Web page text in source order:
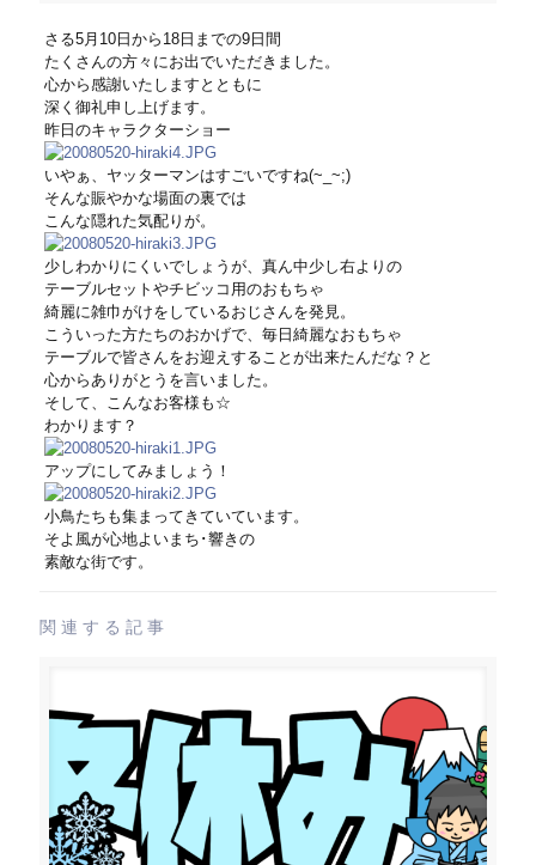
さる5月10日から18日までの9日間
たくさんの方々にお出でいただきました。
心から感謝いたしますとともに
深く御礼申し上げます。
昨日のキャラクターショー
いやぁ、ヤッターマンはすごいですね(~_~;)
そんな賑やかな場面の裏では
こんな隠れた気配りが。
少しわかりにくいでしょうが、真ん中少し右よりの
テーブルセットやチビッコ用のおもちゃ
綺麗に雑巾がけをしているおじさんを発見。
こういった方たちのおかげで、毎日綺麗なおもちゃ
テーブルで皆さんをお迎えすることが出来たんだな？と
心からありがとうを言いました。
そして、こんなお客様も☆
わかります？
アップにしてみましょう！
小鳥たちも集まってきていています。
そよ風が心地よいまち･響きの
素敵な街です。
関連する記事